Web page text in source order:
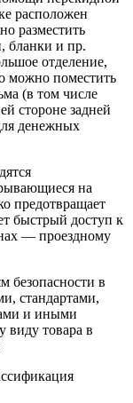
расположен
разместить
бланки и пр.
отделение,
можно поместить
(в том числе
стороне задней
денежных
на
предотвращает
быстрый доступ к
— проездному
безопасности в
стандартами,
и иными
виду товара в